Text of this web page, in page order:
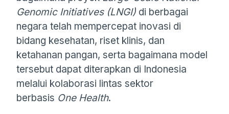
Genomic Initiatives (LNGI) di berbagai
negara telah mempercepat inovasi di
bidang kesehatan, riset klinis, dan
ketahanan pangan, serta bagaimana model
tersebut dapat diterapkan di Indonesia
melalui kolaborasi lintas sektor
berbasis One Health.